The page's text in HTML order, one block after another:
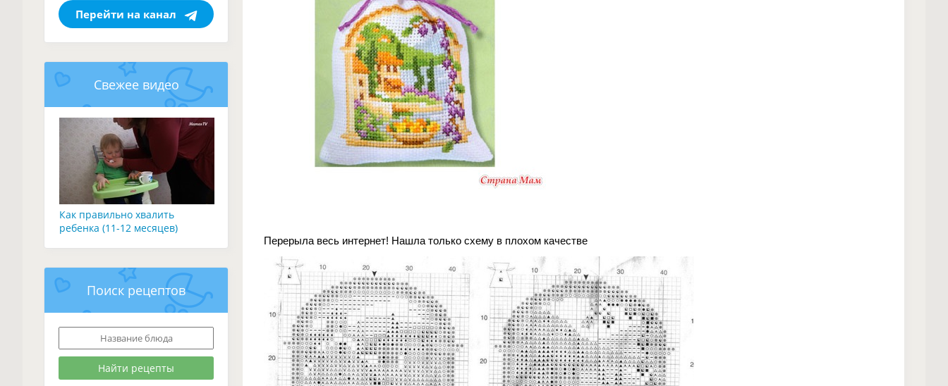
Перерыла весь интернет! Нашла только схему в плохом качестве
Перейти на канал
Свежее видео
Как правильно хвалить
ребенка (11-12 месяцев)
Поиск рецептов